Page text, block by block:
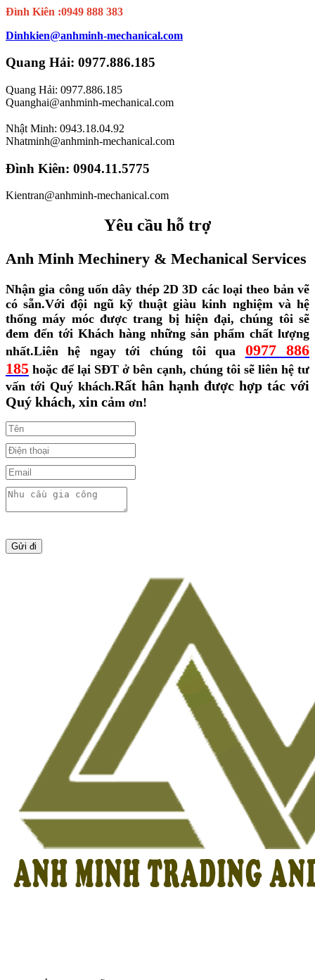
Đình Kiên :0949 888 383
Dinhkien@anhminh-mechanical.com
Quang Hải: 0977.886.185
Quang Hải: 0977.886.185
Quanghai@anhminh-mechanical.com
Nhật Minh: 0943.18.04.92
Nhatminh@anhminh-mechanical.com
Đình Kiên: 0904.11.5775
Kientran@anhminh-mechanical.com
Yêu cầu hỗ trợ
Anh Minh Mechinery & Mechanical Services
Nhận gia công uốn dây thép 2D 3D các loại theo bản vẽ
có sẵn.Với đội ngũ kỹ thuật giàu kinh nghiệm và hệ
thống máy móc được trang bị hiện đại, chúng tôi sẽ
đem đến tới Khách hàng những sản phẩm chất lượng
nhất.Liên hệ ngay tới chúng tôi qua 0977 886
185 hoặc để lại SĐT ở bên cạnh, chúng tôi sẽ liên hệ tư
vấn tới Quý khách.Rất hân hạnh được hợp tác với
Quý khách, xin cảm ơn!
Gửi đi